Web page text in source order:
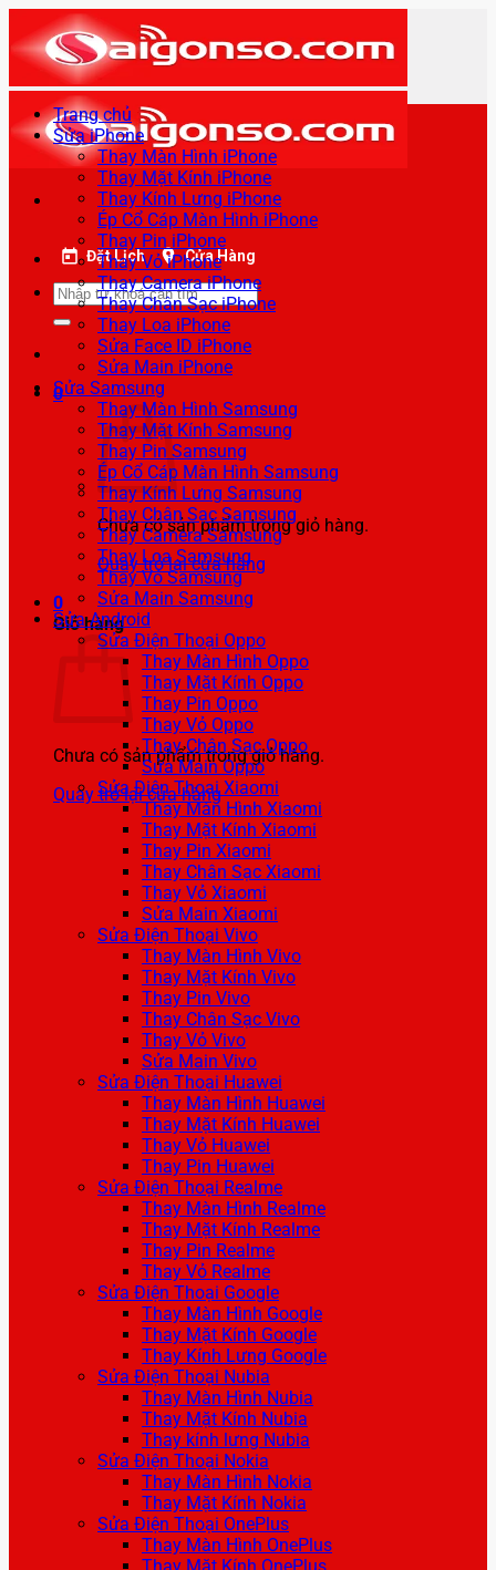
qua
nội
dung
Đặt Lịch Cửa Hàng
Tìm
kiếm:
0
Chưa có sản phẩm trong giỏ hàng.
Quay trở lại cửa hàng
0
Giỏ hàng
Chưa có sản phẩm trong giỏ hàng.
Quay trở lại cửa hàng
Trang chủ
Sửa iPhone
Thay Màn Hình iPhone
Thay Mặt Kính iPhone
Thay Kính Lưng iPhone
Ép Cổ Cáp Màn Hình iPhone
Thay Pin iPhone
Thay Vỏ iPhone
Thay Camera iPhone
Thay Chân Sạc iPhone
Thay Loa iPhone
Sửa Face ID iPhone
Sửa Main iPhone
Sửa Samsung
Thay Màn Hình Samsung
Thay Mặt Kính Samsung
Thay Pin Samsung
Ép Cổ Cáp Màn Hình Samsung
Thay Kính Lưng Samsung
Thay Chân Sạc Samsung
Thay Camera Samsung
Thay Loa Samsung
Thay Vỏ Samsung
Sửa Main Samsung
Sửa Android
Sửa Điện Thoại Oppo
Thay Màn Hình Oppo
Thay Mặt Kính Oppo
Thay Pin Oppo
Thay Vỏ Oppo
Thay Chân Sạc Oppo
Sửa Main Oppo
Sửa Điện Thoại Xiaomi
Thay Màn Hình Xiaomi
Thay Mặt Kính Xiaomi
Thay Pin Xiaomi
Thay Chân Sạc Xiaomi
Thay Vỏ Xiaomi
Sửa Main Xiaomi
Sửa Điện Thoại Vivo
Thay Màn Hình Vivo
Thay Mặt Kính Vivo
Thay Pin Vivo
Thay Chân Sạc Vivo
Thay Vỏ Vivo
Sửa Main Vivo
Sửa Điện Thoại Huawei
Thay Màn Hình Huawei
Thay Mặt Kính Huawei
Thay Vỏ Huawei
Thay Pin Huawei
Sửa Điện Thoại Realme
Thay Màn Hình Realme
Thay Mặt Kính Realme
Thay Pin Realme
Thay Vỏ Realme
Sửa Điện Thoại Google
Thay Màn Hình Google
Thay Mặt Kính Google
Thay Kính Lưng Google
Sửa Điện Thoại Nubia
Thay Màn Hình Nubia
Thay Mặt Kính Nubia
Thay kính lưng Nubia
Sửa Điện Thoại Nokia
Thay Màn Hình Nokia
Thay Mặt Kính Nokia
Sửa Điện Thoại OnePlus
Thay Màn Hình OnePlus